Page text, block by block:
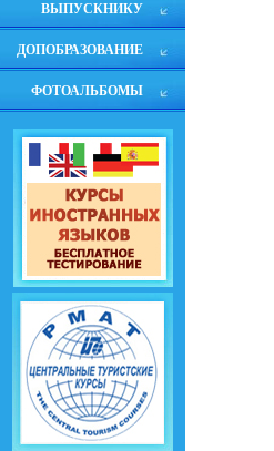
ВЫПУСКНИКУ
ДОПОБРАЗОВАНИЕ
ФОТОАЛЬБОМЫ